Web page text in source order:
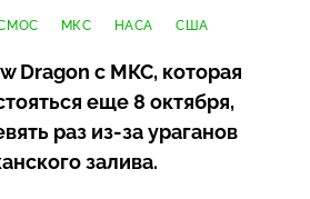
МКС НАСА США
Dragon с МКС, которая
еще 8 октября,
раз из-заураганов
залива.